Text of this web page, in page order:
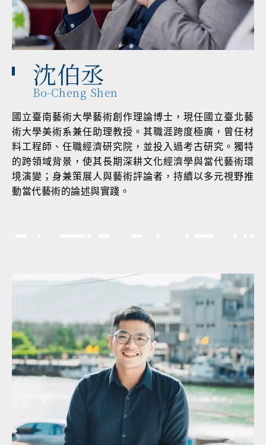
沈伯丞
Bo-Cheng Shen
國立臺南藝術大學藝術創作理論博士，現任國立臺北藝
術大學美術系兼任助理教授。其職涯跨度極廣，曾任材
料工程師、任職經濟研究院，並投入過考古研究。獨特
的跨領域背景，使其長期深耕文化經濟學與當代藝術環
境演變；身兼策展人與藝術評論者，持續以多元視野推
動當代藝術的論述與實踐。